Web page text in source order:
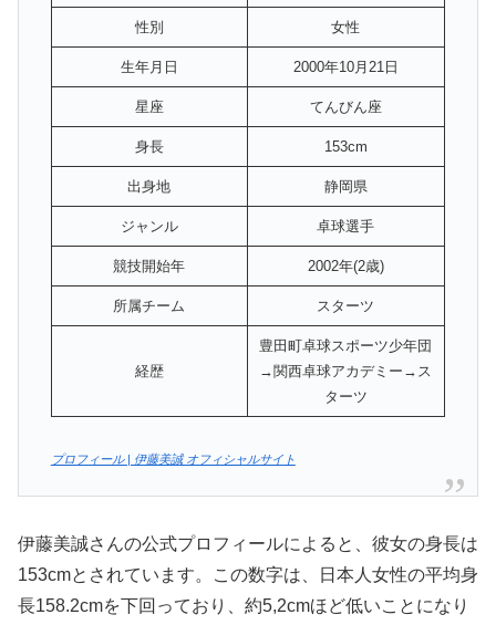
性別 女性
生年月日 2000年10月21日
星座 てんびん座
身長 153cm
出身地 静岡県
ジャンル 卓球選手
競技開始年 2002年(2歳)
所属チーム スターツ
経歴
豊田町卓球スポーツ少年団
→関西卓球アカデミー→ス
ターツ
プロフィール | 伊藤美誠 オフィシャルサイト
伊藤美誠さんの公式プロフィールによると、彼女の身長は
153cmとされています。この数字は、日本人女性の平均身
長158.2cmを下回っており、約5,2cmほど低いことになり